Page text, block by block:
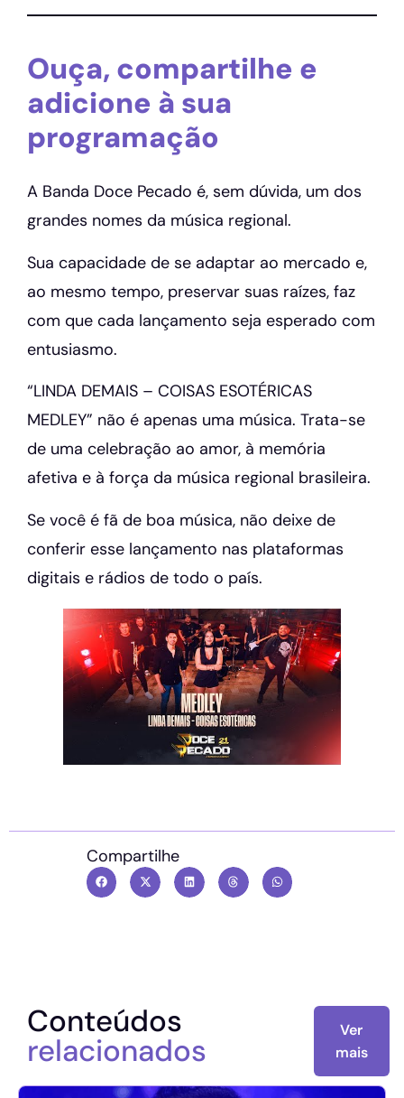
Ouça, compartilhe e
adicione à sua
programação
A Banda Doce Pecado é, sem dúvida, um dos
grandes nomes da música regional.
Sua capacidade de se adaptar ao mercado e,
ao mesmo tempo, preservar suas raízes, faz
com que cada lançamento seja esperado com
entusiasmo.
“LINDA DEMAIS – COISAS ESOTÉRICAS
MEDLEY” não é apenas uma música. Trata-se
de uma celebração ao amor, à memória
afetiva e à força da música regional brasileira.
Se você é fã de boa música, não deixe de
conferir esse lançamento nas plataformas
digitais e rádios de todo o país.
Compartilhe
Conteúdos
relacionados
Ver
mais